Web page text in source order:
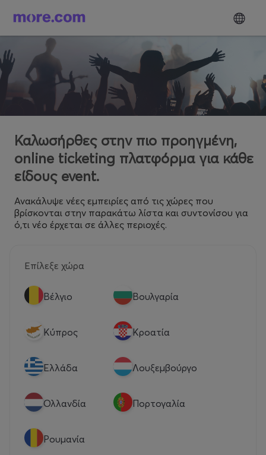
Καλωσήρθες στην πιο προηγμένη,
online ticketing πλατφόρμα για κάθε
είδους event.
Ανακάλυψε νέες εμπειρίες από τις χώρες που
βρίσκονται στην παρακάτω λίστα και συντονίσου για
ό,τι νέο έρχεται σε άλλες περιοχές.
Επίλεξε χώρα
Βέλγιο Βουλγαρία
Κύπρος Κροατία
Eλλάδα Λουξεμβούργο
Ολλανδία Πορτογαλία
Ρουμανία